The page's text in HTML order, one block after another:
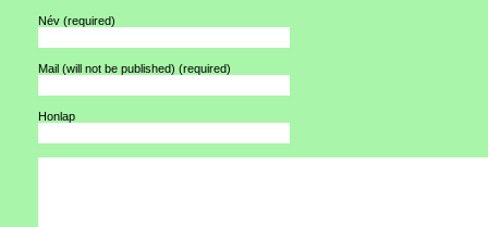
Név (required)
Mail (will not be published) (required)
Honlap